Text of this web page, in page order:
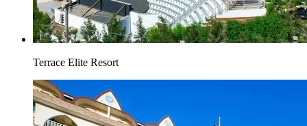
Terrace Elite Resort